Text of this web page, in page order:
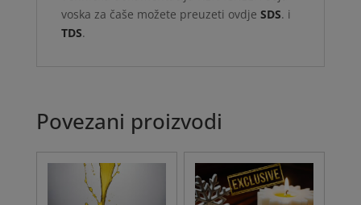
voska za čaše možete preuzeti ovdje SDS. i
TDS.
Povezani proizvodi